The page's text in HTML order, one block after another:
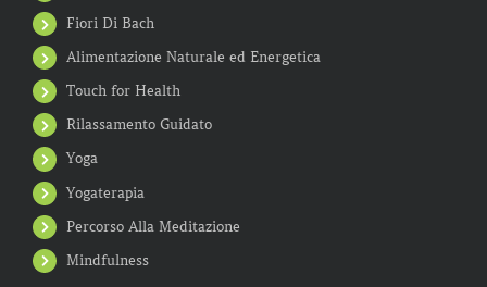
Fiori Di Bach
Alimentazione Naturale ed Energetica
Touch for Health
Rilassamento Guidato
Yoga
Yogaterapia
Percorso Alla Meditazione
Mindfulness